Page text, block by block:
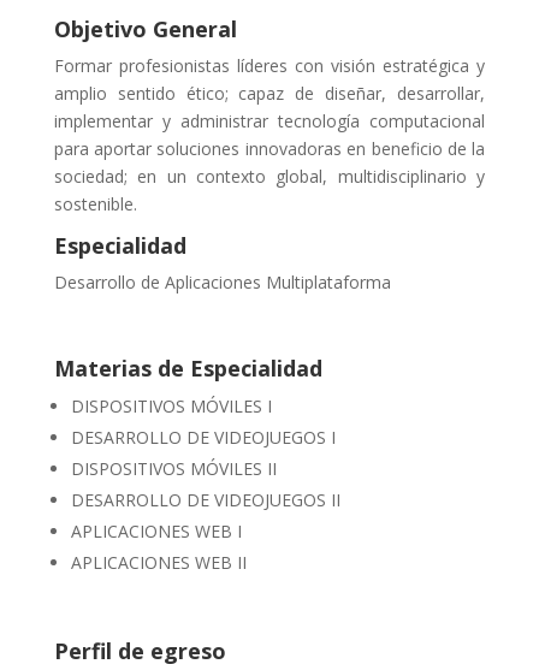
Objetivo General
Formar profesionistas líderes con visión estratégica y
amplio sentido ético; capaz de diseñar, desarrollar,
implementar y administrar tecnología computacional
para aportar soluciones innovadoras en beneficio de la
sociedad; en un contexto global, multidisciplinario y
sostenible.
Especialidad
Desarrollo de Aplicaciones Multiplataforma
Materias de Especialidad
DISPOSITIVOS MÓVILES I
DESARROLLO DE VIDEOJUEGOS I
DISPOSITIVOS MÓVILES II
DESARROLLO DE VIDEOJUEGOS II
APLICACIONES WEB I
APLICACIONES WEB II
Perfil de egreso